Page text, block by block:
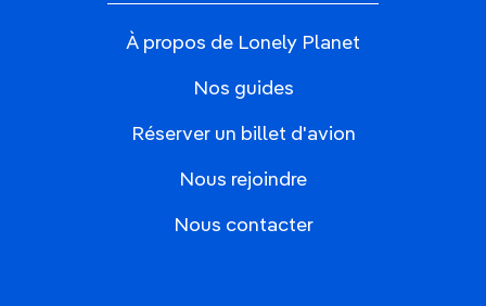
À propos de Lonely Planet
Nos guides
Réserver un billet d'avion
Nous rejoindre
Nous contacter